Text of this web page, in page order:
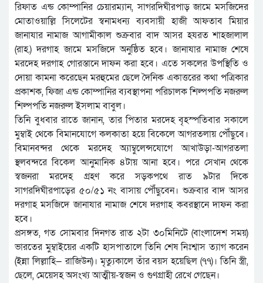
রিফাত এন্ড কোম্পানির চেয়ারম্যান, সাগরদিঘীরপাড় জামে মসজিদের
মোতাওয়াল্লি সিলেটের স্বনামধন্য ব্যবসায়ী হাজী আফতাব মিয়ার
জানাযার নামাজ আগামীকাল শুক্রবার বাদ আসর হযরত শাহজালাল
(রাহ.) দরগাহ জামে মসজিদে অনুষ্ঠিত হবে। জানাযার নামাজ শেষে
মরদেহ দরগাহ গোরস্তানে দাফন করা হবে। এতে সকলের উপস্থিতি ও
দোয়া কামনা করেছেন মরহুমের ছেলে দৈনিক একাত্তরের কথা পত্রিকার
প্রকাশক, ফিজা এন্ড কোম্পানির ব্যবস্থাপনা পরিচালক শিল্পপতি নজরুল
শিল্পপতি নজরুল ইসলাম বাবুল।
তিনি বুধবার রাতে জানান, তার পিতার মরদেহ বৃহস্পতিবার সকালে
মুম্বাই থেকে বিমানযোগে কলকাতা হয়ে বিকেলে আগরতলায় পৌঁছুবে।
বিমানবন্দর থেকে মরদেহ অ্যাম্বুলেন্সযোগে আখাউড়া-আগরতলা
স্থলবন্দরে বিকেল আনুমানিক ৪টায় আনা হবে। পরে সেখান থেকে
স্বজনরা মরদেহ গ্রহণ করে সড়কপথে রাত ৯টার দিকে
সাগরদিঘীরপাড়ের ৫০/৫১ নং বাসায় পৌঁছুবেন। শুক্রবার বাদ আসর
দরগাহ মসজিদে জানাযার নামাজ শেষে দরগাহ কবরস্থানে দাফন করা
হবে।
প্রসঙ্গত, গত সোমবার দিনগত রাত ২টা ৩০মিনিটে (বাংলাদেশ সময়)
ভারতের মুম্বাইয়ের একটি হাসপাতালে তিনি শেষ নিঃশ্বাস ত্যাগ করেন
(ইন্না লিল্লাহি— রাজিউন)। মৃত্যুকালে তাঁর বয়স হয়েছিল (৭৭)। তিনি স্ত্রী,
ছেলে, মেয়েসহ অসংখ্য আত্মীয়-স্বজন ও গুণগ্রাহী রেখে গেছেন।